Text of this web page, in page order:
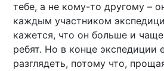
тебе, а не кому-то другому –
каждым участником
кажется, что он больше и
ребят. Но в конце экспедиции
разглядеть, потому что,